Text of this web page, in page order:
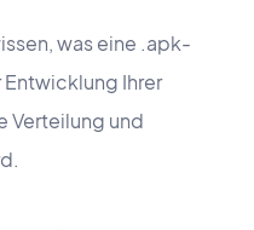
was eine .apk-
Ihrer
Verteilung und